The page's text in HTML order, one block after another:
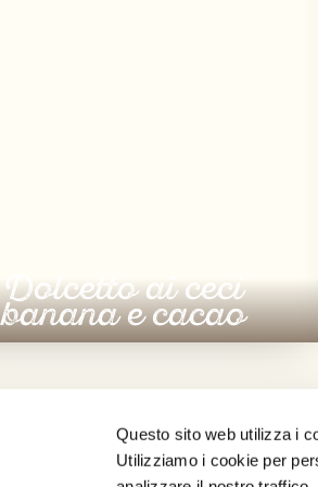
Questo sito web utilizza i
Utilizziamo i cookie per
Dolcetto ai ceci
banana e cacao